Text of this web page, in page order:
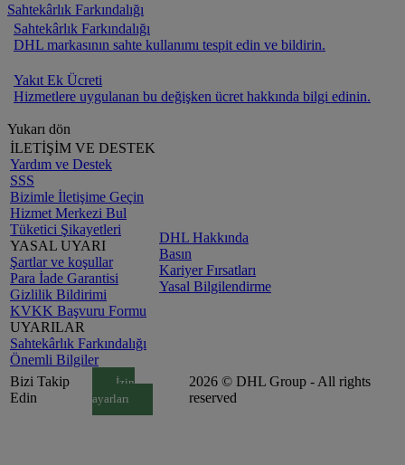
Sahtekârlık Farkındalığı
Sahtekârlık Farkındalığı
DHL markasının sahte kullanımı tespit edin ve bildirin.
Yakıt Ek Ücreti
Hizmetlere uygulanan bu değişken ücret hakkında bilgi edinin.
Yukarı dön
İLETİŞİM VE DESTEK
Yardım ve Destek
SSS
Bizimle İletişime Geçin
Hizmet Merkezi Bul
Tüketici Şikayetleri
YASAL UYARI
Şartlar ve koşullar
Para İade Garantisi
Gizlilik Bildirimi
KVKK Başvuru Formu
UYARILAR
Sahtekârlık Farkındalığı
Önemli Bilgiler
DHL Hakkında
Basın
Kariyer Fırsatları
Yasal Bilgilendirme
Bizi Takip
Edin
İzin
ayarları
2026 © DHL Group - All rights
reserved